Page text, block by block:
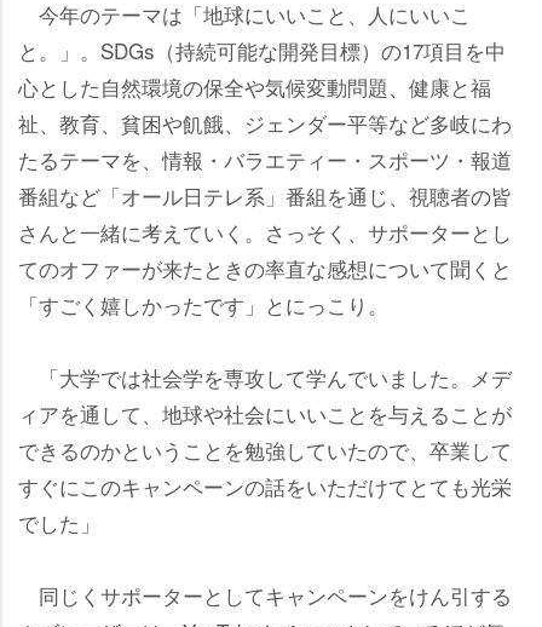
今年のテーマは「地球にいいこと、人にいいこ
と。」。SDGs（持続可能な開発目標）の17項目を中
心とした自然環境の保全や気候変動問題、健康と福
祉、教育、貧困や飢餓、ジェンダー平等など多岐にわ
たるテーマを、情報・バラエティー・スポーツ・報道
番組など「オール日テレ系」番組を通じ、視聴者の皆
さんと一緒に考えていく。さっそく、サポーターとし
てのオファーが来たときの率直な感想について聞くと
「すごく嬉しかったです」とにっこり。
「大学では社会学を専攻して学んでいました。メデ
ィアを通して、地球や社会にいいことを与えることが
できるのかということを勉強していたので、卒業して
すぐにこのキャンペーンの話をいただけてとても光栄
でした」
同じくサポーターとしてキャンペーンをけん引する